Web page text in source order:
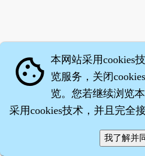
·沈药子
cookie 本网站采用cookies
览服务，关闭
览。您若继续浏览
采用cookies技术，并且完全